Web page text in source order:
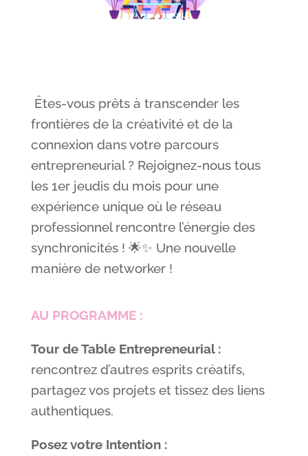
Êtes-vous prêts à transcender les
frontières de la créativité et de la
connexion dans votre parcours
entrepreneurial ? Rejoignez-nous tous
les 1er jeudis du mois pour une
expérience unique où le réseau
professionnel rencontre l’énergie des
synchronicités ! 🌟✨ Une nouvelle
manière de networker !
AU PROGRAMME :
Tour de Table Entrepreneurial :
rencontrez d’autres esprits créatifs,
partagez vos projets et tissez des liens
authentiques.
Posez votre Intention :